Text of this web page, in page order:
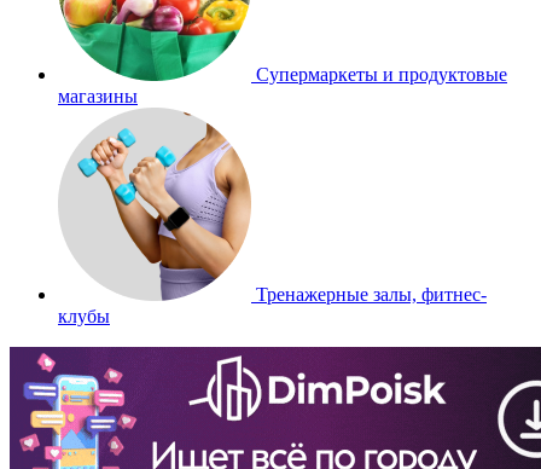
Супермаркеты и продуктовые
магазины
Тренажерные залы, фитнес-
клубы